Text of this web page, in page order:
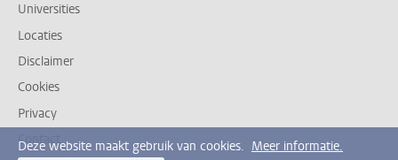
Universities
Locaties
Disclaimer
Cookies
Privacy
Contact
Deze website maakt gebruik van cookies. Meer informatie.